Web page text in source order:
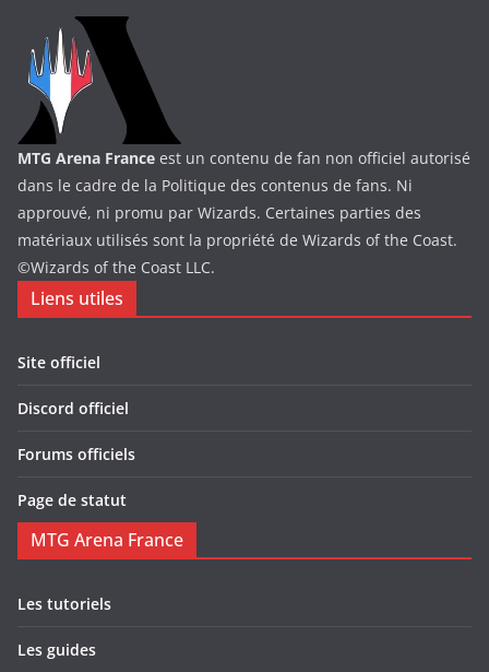
MTG Arena France est un contenu de fan non officiel autorisé
dans le cadre de la Politique des contenus de fans. Ni
approuvé, ni promu par Wizards. Certaines parties des
matériaux utilisés sont la propriété de Wizards of the Coast.
©Wizards of the Coast LLC.
Liens utiles
Site officiel
Discord officiel
Forums officiels
Page de statut
MTG Arena France
Les tutoriels
Les guides